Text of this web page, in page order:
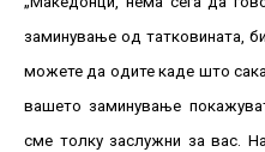
заминување од татковината,
можете да одите каде што
вашето заминување
сме толку заслужни за вас.